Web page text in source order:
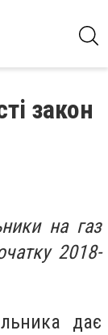
закон
на газ
2018-
дає